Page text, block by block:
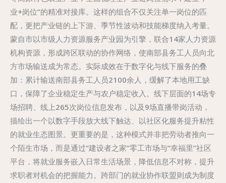
业+岗位”的精准对接库。这样的组合不仅关注单一岗位的匹
配，更把产业链的上下游、季节性波动和技能梯度纳入考量。
蒙自市以市级人力资源服务产业园为引擎，联合14家人力资源
机构资源，形成跨区联动的协作网络，使南部县务工人员向北
方市场输送成为常态。实际成效在于数字化与线下服务的叠
加：累计输送南部县务工人员2100余人，缓解了本地用工缺
口，保障了企业稳定生产与农户稳定收入。线下层面的14场专
场招聘、线上265次岗位信息发布，以及9场直播带岗活动，
描绘出一个以数字手段放大线下触达、以社区化服务提升粘性
的就业生态图景。更重要的是，这种模式并非把劳动者推向一
个陌生市场，而是通过“建设者之家”零工市场与“幸福里”社区
平台，将就业服务嵌入日常生活场景，降低信息不对称，提升
求职者对机会的把握能力。跨部门的就业协作联盟则成为制度